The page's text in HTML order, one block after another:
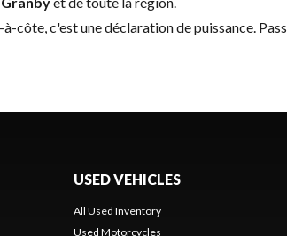
côte, c'est une déclaration de puissance.
USED VEHICLES
All Used Inventory
Used Motorcycles